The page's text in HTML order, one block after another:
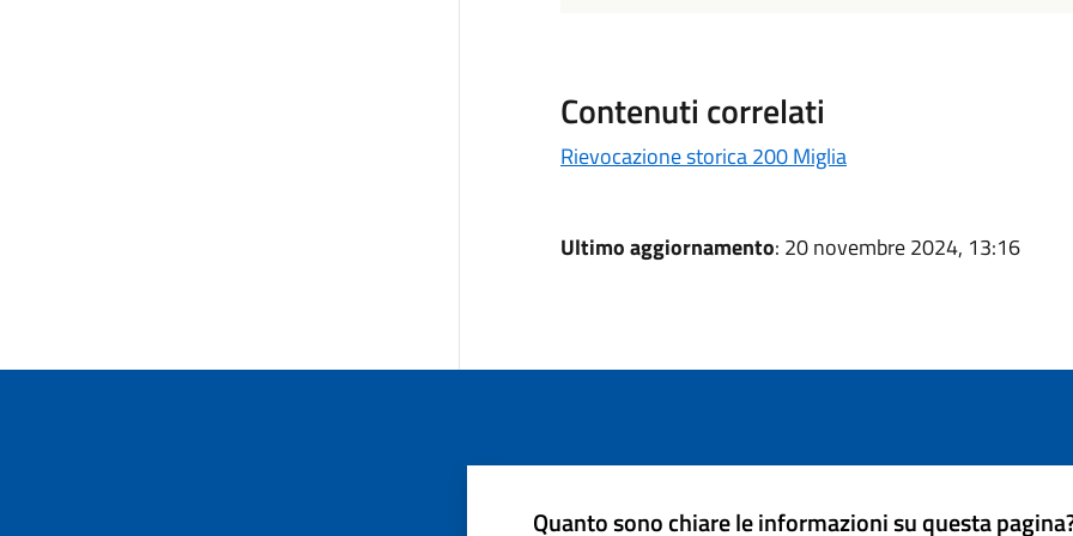
Contenuti correlati
Rievocazione storica 200 Miglia
Ultimo aggiornamento: 20 novembre 2024, 13:16
Quanto sono chiare le informazioni su questa